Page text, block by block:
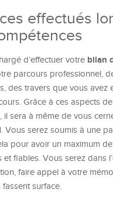
effectués
d’effectuer votre bilan
parcours professionnel,
des travers que vous avez
Grâce à ces aspects
il sera à même de vous
. Vous serez soumis à une
pour avoir un maximum
et fiables. Vous serez dans
faire appel à votre
surface.